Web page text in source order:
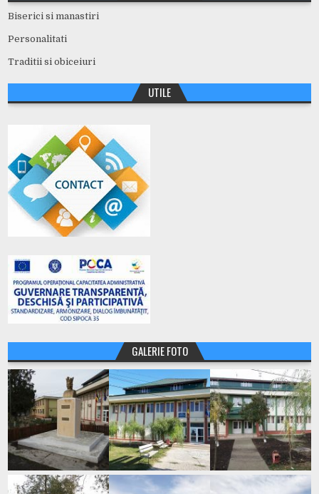
Biserici si manastiri
Personalitati
Traditii si obiceiuri
UTILE
GALERIE FOTO